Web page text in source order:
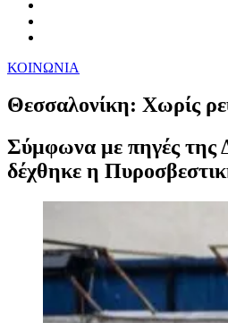
ΚΟΙΝΩΝΙΑ
Θεσσαλονίκη: Χωρίς
Σύμφωνα με πηγές της
δέχθηκε η